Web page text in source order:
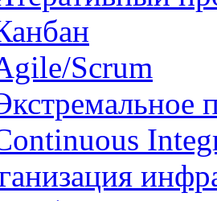
Scrum